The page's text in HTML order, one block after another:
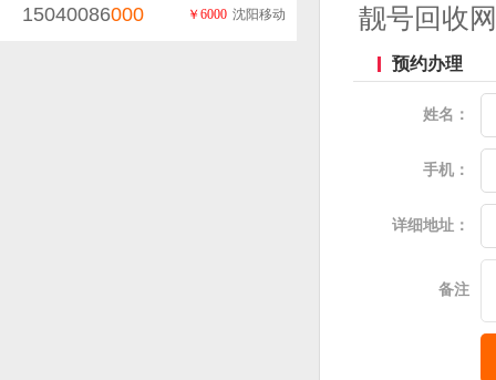
15040086000 沈阳移动
￥6000
靓号回收
预约办理
姓名：
手机：
详细地址：
备注